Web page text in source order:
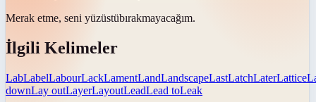
Merak etme, seni yüzüstübırakmayacağım.
İlgili Kelimeler
LabLabelLabourLackLamentLandLandscapeLastLatchLaterLattice
downLay outLayerLayoutLeadLead toLeak